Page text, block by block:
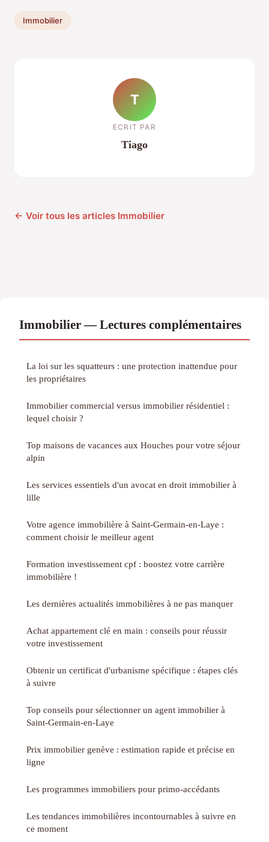
Immobilier
T
ECRIT PAR
Tiago
← Voir tous les articles Immobilier
Immobilier — Lectures complémentaires
La loi sur les squatteurs : une protection inattendue pour
les propriétaires
Immobilier commercial versus immobilier résidentiel :
lequel choisir ?
Top maisons de vacances aux Houches pour votre séjour
alpin
Les services essentiels d'un avocat en droit immobilier à
lille
Votre agence immobilière à Saint-Germain-en-Laye :
comment choisir le meilleur agent
Formation investissement cpf : boostez votre carrière
immobilière !
Les dernières actualités immobilières à ne pas manquer
Achat appartement clé en main : conseils pour réussir
votre investissement
Obtenir un certificat d'urbanisme spécifique : étapes clés
à suivre
Top conseils pour sélectionner un agent immobilier à
Saint-Germain-en-Laye
Prix immobilier genève : estimation rapide et précise en
ligne
Les programmes immobiliers pour primo-accédants
Les tendances immobilières incontournables à suivre en
ce moment